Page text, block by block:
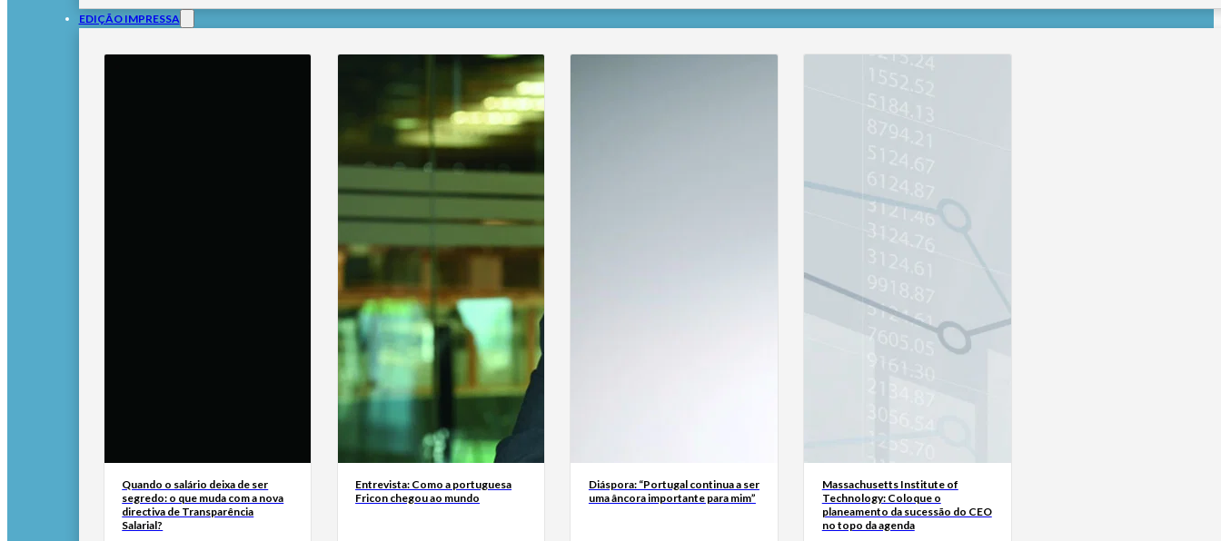
EDIÇÃO IMPRESSA
Quando o salário deixa de ser
segredo: o que muda com a nova
directiva de Transparência
Salarial?
Entrevista: Como a portuguesa
Fricon chegou ao mundo
Diáspora: “Portugal continua a ser
uma âncora importante para mim”
Massachusetts Institute of
Technology: Coloque o
planeamento da sucessão do CEO
no topo da agenda